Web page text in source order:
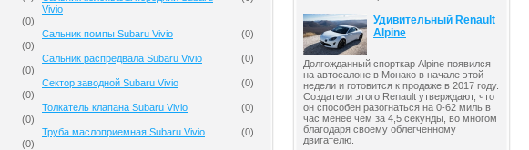
(0)
(0)
(0)
(0)
(0)
(0)
Vivio
Сальник помпы Subaru Vivio (0)
Сальник распредвала Subaru Vivio (0)
Сектор заводной Subaru Vivio (0)
Толкатель клапана Subaru Vivio (0)
Труба маслоприемная Subaru Vivio (0)
Удивительный Renault
Alpine
Долгожданный спорткар Alpine появился
на автосалоне в Монако в начале этой
недели и готовится к продаже в 2017 году.
Создатели этого Renault утверждают, что
он способен разогнаться на 0-62 миль в
час менее чем за 4,5 секунды, во многом
благодаря своему облегченному
двигателю.